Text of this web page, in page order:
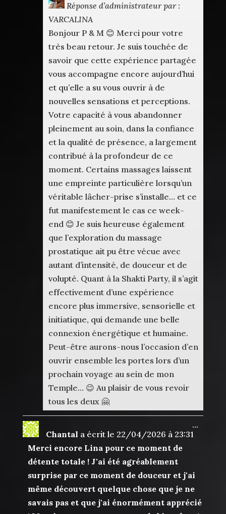
Réponse d’administrateur par :
VARCALINA
Bonjour P & M 😊 Merci pour votre
très beau retour. Je suis touchée de
savoir que cette expérience partagée
vous accompagne encore aujourd’hui
et qu’elle a su vous ouvrir à de
nouvelles sensations et perceptions.
Votre capacité à vous abandonner
pleinement au soin, dans la confiance
et la qualité de présence, a largement
contribué à la profondeur de ce
moment. Certains massages laissent
une empreinte particulière lorsqu’un
véritable lâcher-prise s’installe… et ce
fut manifestement le cas ce week-
end 😊 Je suis heureuse également
que l’exploration du massage
prostatique ait pu être vécue avec
autant d’intensité, de douceur et de
volupté. Quant à la Shakti Party, il s’agit
effectivement d’une expérience
encore plus immersive, sensorielle et
initiatique, qui demande une belle
connexion énergétique et humaine.
Peut-être aurons-nous l’occasion d’en
ouvrir ensemble les portes lors d’un
prochain voyage au sein de mon
Temple… 😉 Au plaisir de vous revoir
tous les deux 🤗
Chantal a écrit le 22/04/2026 à 23:31
Merci encore Lina pour ce moment de
détente totale ! J'ai été agréablement
surprise par ce moment de douceur et j'ai
même découvert quelque chose que je ne
savais pas et que j'ai énormément apprécié
...